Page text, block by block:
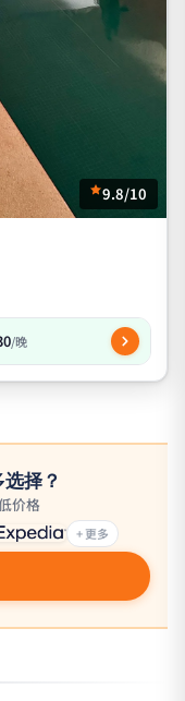
9.8/10
/晚
择？
价格
+ 更多